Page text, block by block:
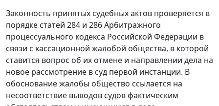
Законность принятых судебных актов проверяется в
порядке статей 284 и 286Арбитражного
процессуального кодекса Российской Федерации в
связи с кассационной жалобой общества, в которой
ставится вопрос об их отмене и направлении дела на
новое рассмотрение в суд первой инстанции. В
обоснование жалобы общество ссылается на
несоответствие выводов судов фактическим